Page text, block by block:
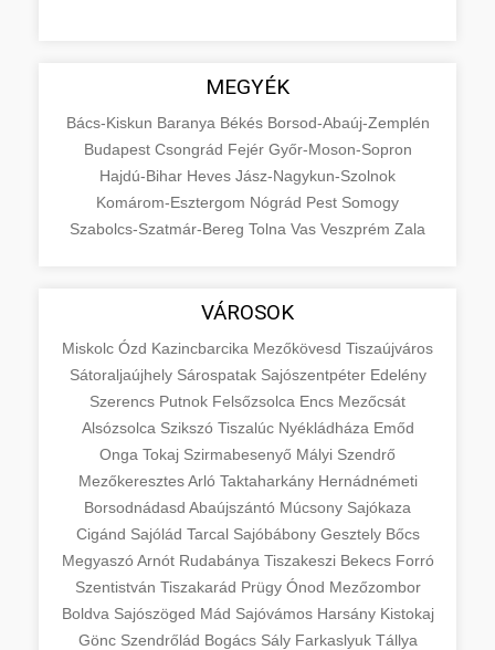
MEGYÉK
Bács-Kiskun Baranya Békés Borsod-Abaúj-Zemplén
Budapest Csongrád Fejér Győr-Moson-Sopron
Hajdú-Bihar Heves Jász-Nagykun-Szolnok
Komárom-Esztergom Nógrád Pest Somogy
Szabolcs-Szatmár-Bereg Tolna Vas Veszprém Zala
VÁROSOK
Miskolc Ózd Kazincbarcika Mezőkövesd Tiszaújváros
Sátoraljaújhely Sárospatak Sajószentpéter Edelény
Szerencs Putnok Felsőzsolca Encs Mezőcsát
Alsózsolca Szikszó Tiszalúc Nyékládháza Emőd
Onga Tokaj Szirmabesenyő Mályi Szendrő
MezőkeresztesArló Taktaharkány Hernádnémeti
Borsodnádasd Abaújszántó Múcsony Sajókaza
Cigánd Sajólád Tarcal Sajóbábony Gesztely Bőcs
MegyaszóArnót Rudabánya Tiszakeszi Bekecs Forró
Szentistván Tiszakarád Prügy Ónod Mezőzombor
Boldva Sajószöged Mád Sajóvámos Harsány Kistokaj
Gönc Szendrőlád Bogács Sály Farkaslyuk Tállya